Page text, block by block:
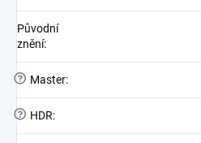
Původní
znění:
? Master:
? HDR: